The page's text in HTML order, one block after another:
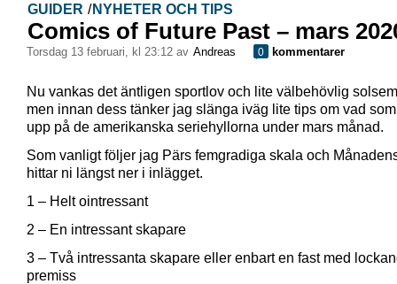
GUIDER / NYHETER OCH TIPS
Comics of Future Past – mars
torsdag 13 februari, kl 23:12 av Andreas 0 kommentarer
Nu vankas det äntligen sportlov och lite välbehövlig
men innan dess tänker jag slänga iväg lite tips om vad
upp på de amerikanska seriehyllorna under mars månad.
Som vanligt följer jag Pärs femgradiga skala och
hittar ni längst ner i inlägget.
1 – Helt ointressant
2 – En intressant skapare
3 – Två intressanta skapare eller enbart en fast med
premiss